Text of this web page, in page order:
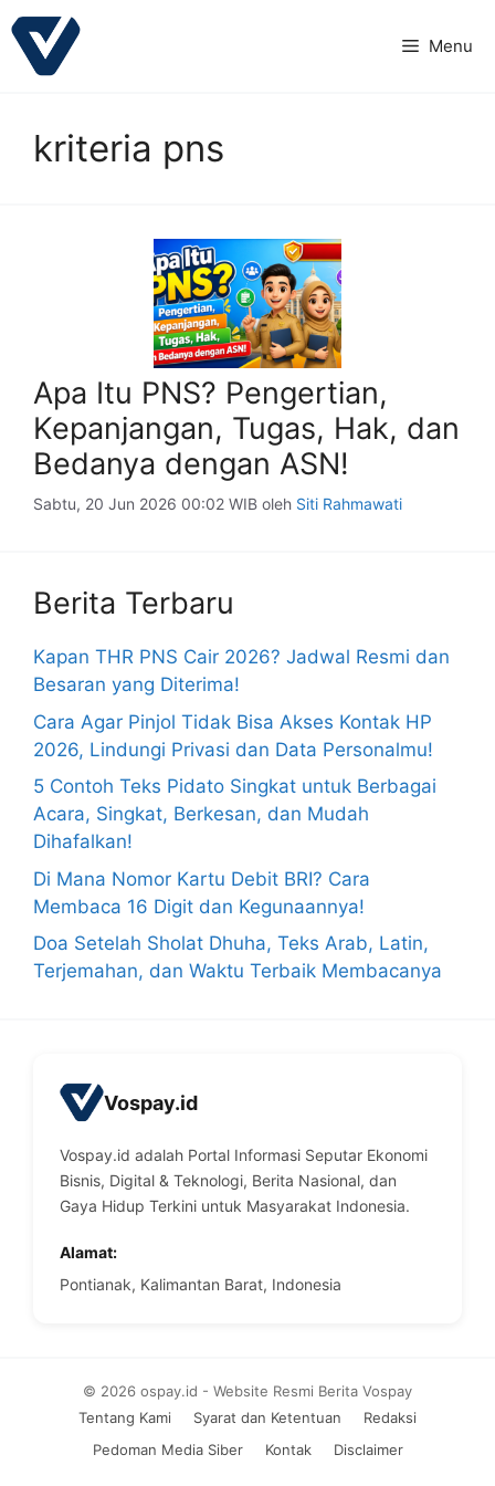
Langsung
ke
Menu
kriteria pns
Apa Itu PNS? Pengertian,
Kepanjangan, Tugas, Hak, dan
Bedanya dengan ASN!
Sabtu, 20 Jun 2026 00:02 WIB oleh Siti Rahmawati
Berita Terbaru
Kapan THR PNS Cair 2026? Jadwal Resmi dan
Besaran yang Diterima!
Cara Agar Pinjol Tidak Bisa Akses Kontak HP
2026, Lindungi Privasi dan Data Personalmu!
5 Contoh Teks Pidato Singkat untuk Berbagai
Acara, Singkat, Berkesan, dan Mudah
Dihafalkan!
Di Mana Nomor Kartu Debit BRI? Cara
Membaca 16 Digit dan Kegunaannya!
Doa Setelah Sholat Dhuha, Teks Arab, Latin,
Terjemahan, dan Waktu Terbaik Membacanya
Vospay.id
Vospay.id adalah Portal Informasi Seputar Ekonomi
Bisnis, Digital & Teknologi, Berita Nasional, dan
Gaya Hidup Terkini untuk Masyarakat Indonesia.
Alamat:
Pontianak, Kalimantan Barat, Indonesia
Tentang Kami Syarat dan Ketentuan
Redaksi
Pedoman Media Siber
Kontak Disclaimer
© 2026 ospay.id - Website Resmi Berita Vospay